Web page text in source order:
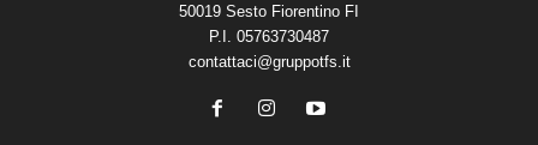
50019 Sesto Fiorentino FI
P.I. 05763730487
contattaci@gruppotfs.it